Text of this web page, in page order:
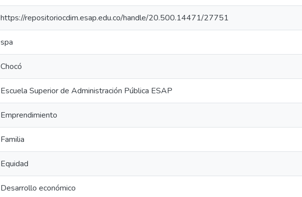
https://repositoriocdim.esap.edu.co/handle/20.500.14471/27751
spa
Chocó
Escuela Superior de Administración Pública ESAP
Emprendimiento
Familia
Equidad
Desarrollo económico